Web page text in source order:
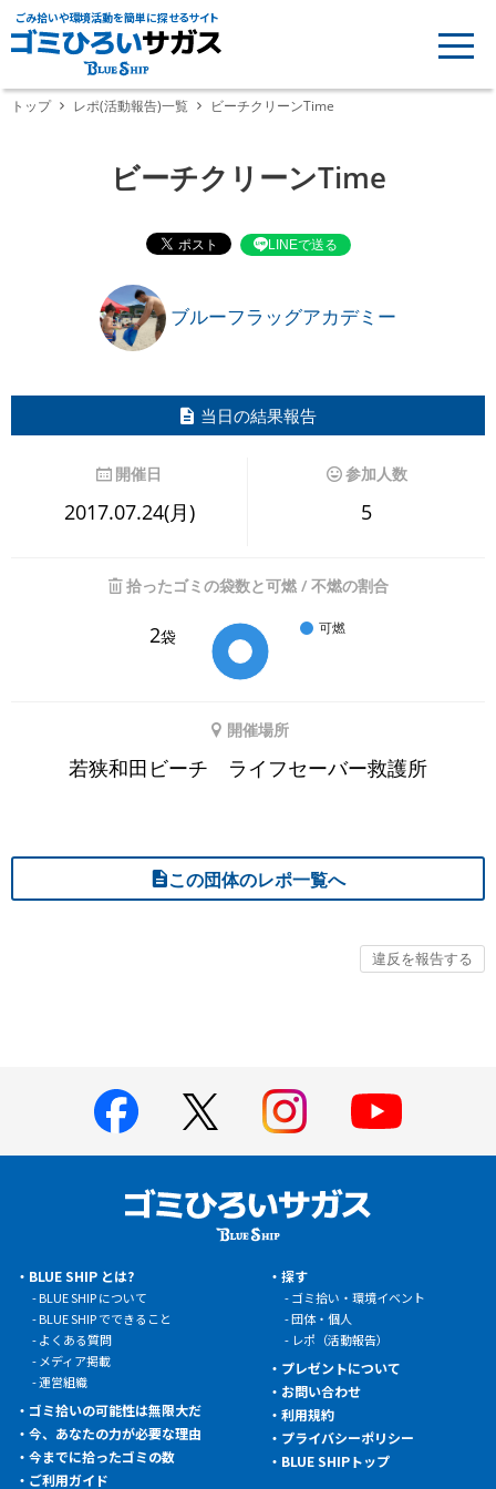
ごみ拾いや環境活動を簡単に探せるサイト
トップ レポ(活動報告)一覧 ビーチクリーンTime
ビーチクリーンTime
LINEで送る
ブルーフラッグアカデミー
当日の結果報告
開催日
2017.07.24(月)
参加人数
5
拾ったゴミの袋数と可燃 / 不燃の割合
2袋 可燃
開催場所
若狭和田ビーチ ライフセーバー救護所
この団体のレポ一覧へ
BLUE SHIP とは?
BLUE SHIP について
BLUE SHIP でできること
よくある質問
メディア掲載
運営組織
ゴミ拾いの可能性は無限大だ
今、あなたの力が必要な理由
今までに拾ったゴミの数
ご利用ガイド
探す
ゴミ拾い・環境イベント
団体・個人
レポ（活動報告）
プレゼントについて
お問い合わせ
利用規約
プライバシーポリシー
BLUE SHIPトップ